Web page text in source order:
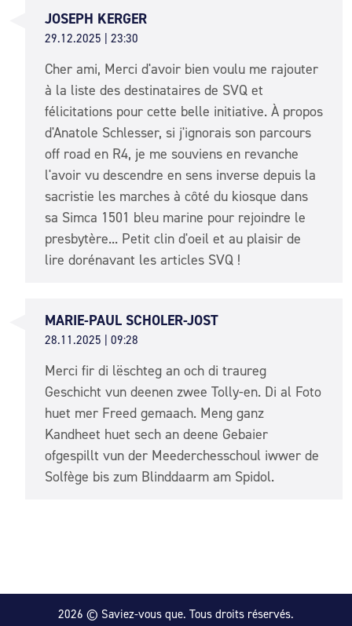
JOSEPH KERGER
29.12.2025 | 23:30
Cher ami, Merci d'avoir bien voulu me rajouter
à la liste des destinataires de SVQ et
félicitations pour cette belle initiative. À propos
d'Anatole Schlesser, si j'ignorais son parcours
off road en R4, je me souviens en revanche
l'avoir vu descendre en sens inverse depuis la
sacristie les marches à côté du kiosque dans
sa Simca 1501 bleu marine pour rejoindre le
presbytère... Petit clin d'oeil et au plaisir de
lire dorénavant les articles SVQ !
MARIE-PAUL SCHOLER-JOST
28.11.2025 | 09:28
Merci fir di lëschteg an och di traureg
Geschicht vun deenen zwee Tolly-en. Di al Foto
huet mer Freed gemaach. Meng ganz
Kandheet huet sech an deene Gebaier
ofgespillt vun der Meederchesschoul iwwer de
Solfège bis zum Blinddaarm am Spidol.
2026 © Saviez-vous que. Tous droits réservés.